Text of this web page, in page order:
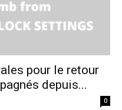
pour le retour
depuis...
0